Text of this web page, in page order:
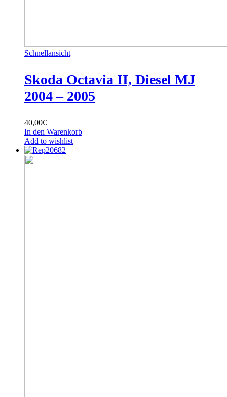
Schnellansicht
Skoda Octavia II, Diesel MJ
2004 – 2005
40,00€
In den Warenkorb
Add to wishlist